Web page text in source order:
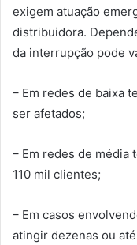
exigem atuação
distribuidora.
da interrupção pode
– Em redes de baixa
ser afetados;
– Em redes de média
110 mil clientes;
– Em casos
atingir dezenas ou